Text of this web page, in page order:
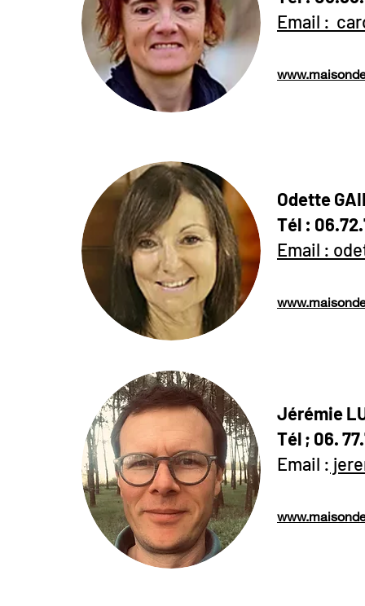
Email :
Odette
Tél :
Email :
Jérémie
Tél ; 06.
Email :